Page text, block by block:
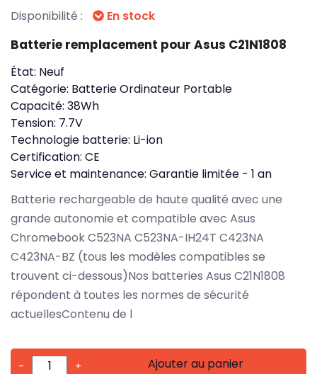
Disponibilité : En stock
Batterie remplacement pour Asus C21N1808
État: Neuf
Catégorie: Batterie Ordinateur Portable
Capacité: 38Wh
Tension: 7.7V
Technologie batterie: Li-ion
Certification: CE
Service et maintenance: Garantie limitée - 1 an
Batterie rechargeable de haute qualité avec une
grande autonomie et compatible avec Asus
Chromebook C523NA C523NA-IH24T C423NA
C423NA-BZ (tous les modèles compatibles se
trouvent ci-dessous)Nos batteries Asus C21N1808
répondent à toutes les normes de sécurité
actuellesContenu de l
- + Ajouter au panier